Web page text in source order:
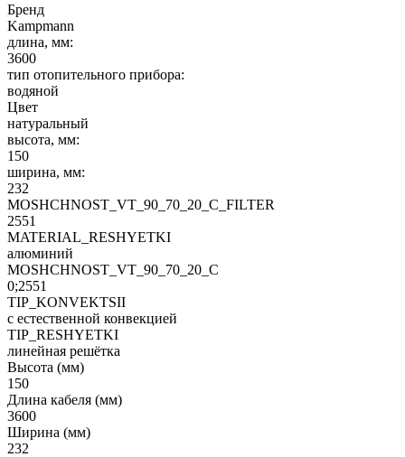
Бренд
Kampmann
длина, мм:
3600
тип отопительного прибора:
водяной
Цвет
натуральный
высота, мм:
150
ширина, мм:
232
MOSHCHNOST_VT_90_70_20_C_FILTER
2551
MATERIAL_RESHYETKI
алюминий
MOSHCHNOST_VT_90_70_20_C
0;2551
TIP_KONVEKTSII
с естественной конвекцией
TIP_RESHYETKI
линейная решётка
Высота (мм)
150
Длина кабеля (мм)
3600
Ширина (мм)
232